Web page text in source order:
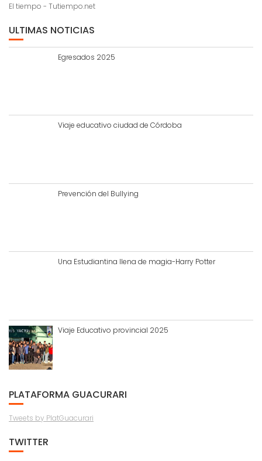
El tiempo - Tutiempo.net
ULTIMAS NOTICIAS
Egresados 2025
Viaje educativo ciudad de Córdoba
Prevención del Bullying
Una Estudiantina llena de magia-Harry Potter
Viaje Educativo provincial 2025
PLATAFORMA GUACURARI
Tweets by PlatGuacurari
TWITTER